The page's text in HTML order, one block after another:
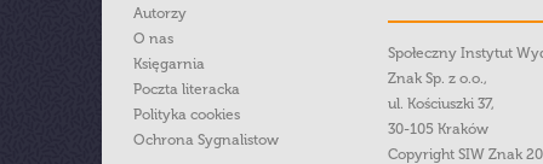
Autorzy
O nas
Księgarnia
Poczta literacka
Polityka cookies
Ochrona Sygnalistow
Społeczny Instytut
Znak Sp. z o.o.,
ul. Kościuszki 37,
30-105 Kraków
Copyright SIW Znak